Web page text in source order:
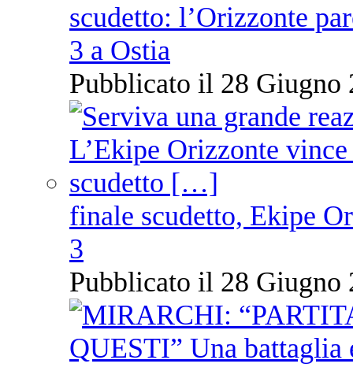
scudetto: l’Orizzonte
3 a Ostia
Pubblicato il 28 Giugno
finale scudetto, Ekipe
3
Pubblicato il 28 Giugno